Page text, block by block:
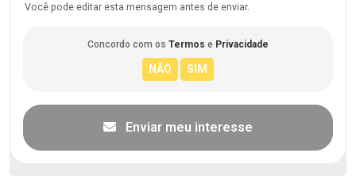
Você pode editar esta mensagem antes de enviar.
Concordo com os Termos e Privacidade
Enviar meu interesse